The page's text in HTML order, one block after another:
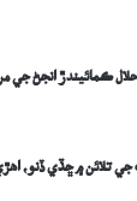
ڪمائيندڙانجڻ جي
تلائن ۾ ڇڏي